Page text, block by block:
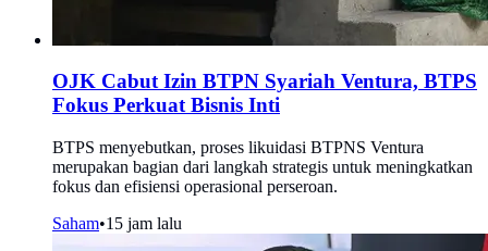
OJK Cabut Izin BTPN Syariah Ventura, BTPS
Fokus Perkuat Bisnis Inti
BTPS menyebutkan, proses likuidasi BTPNS Ventura
merupakan bagian dari langkah strategis untuk meningkatkan
fokus dan efisiensi operasional perseroan.
Saham•15 jam lalu